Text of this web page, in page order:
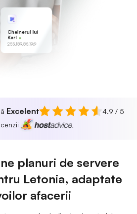
Chelnerul lui
Karl
255.189.85.19
Excelent
4.9 / 5
planuri de servere
Letonia, adaptate
afacerii